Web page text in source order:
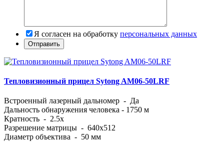
Я согласен на обработку персональных данных
Тепловизионный прицел Sytong AM06-50LRF
Встроенный лазерный дальномер - Да
Дальность обнаружения человека - 1750 м
Кратность - 2.5x
Разрешение матрицы - 640x512
Диаметр объектива - 50 мм